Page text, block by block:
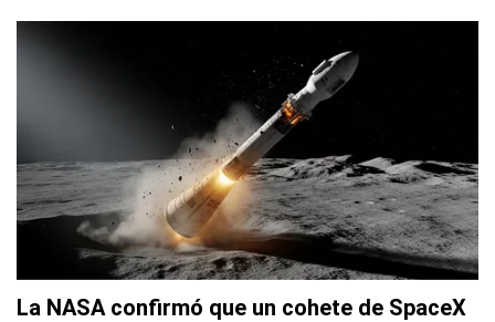
La NASA confirmó que un cohete de SpaceX